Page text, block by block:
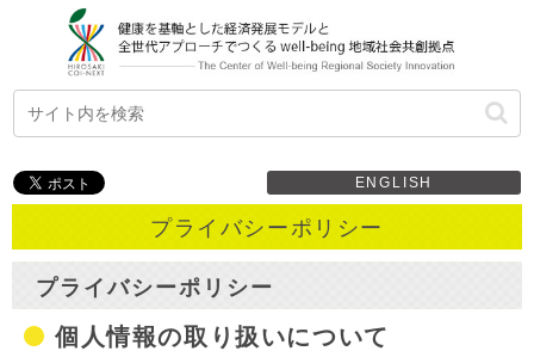
ENGLISH
プライバシーポリシー
プライバシーポリシー
個人情報の取り扱いについて